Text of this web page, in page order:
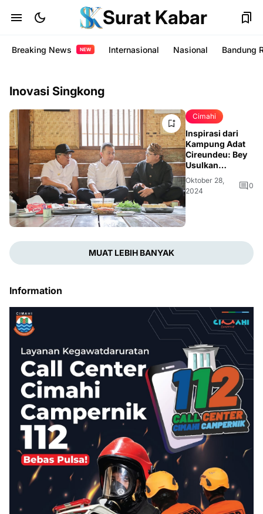
Surat Kabar
Breaking News NEW Internasional Nasional Bandung
Inovasi Singkong
Cimahi
Inspirasi dari
Kampung Adat
Cireundeu: Bey
Usulkan
Singkong
sebagai
Pengganti Beras
Oktober 28,
2024
0
MUAT LEBIH BANYAK
Information